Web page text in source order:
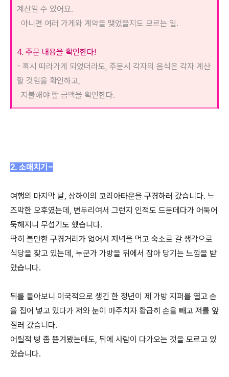
계산일 수 있어요.
아니면 여러 가게와 계약을 맺었을지도 모르는 일.
4. 주문 내용을 확인한다!
- 혹시 따라가게 되었더라도, 주문시 각자의 음식은 각자 계산
할 것임을 확인하고,
지불해야 할 금액을 확인한다.
2. 소매치기~
여행의 마지막 날, 상하이의 코리아타운을 구경하러 갔습니다. 느
즈막한 오후였는데, 변두리여서 그런지 인적도 드문데다가 어둑어
둑해지니 무섭기도 했습니다.
딱히 볼만한 구경거리가 없어서 저녁을 먹고 숙소로 갈 생각으로
식당을 찾고 있는데, 누군가 가방을 뒤에서 잡아 당기는 느낌을 받
았습니다.
뒤를 돌아보니 이국적으로 생긴 한 청년이 제 가방 지퍼를 열고 손
을 집어 넣고 있다가 저와 눈이 마주치자 황급히 손을 빼고 저를 앞
질러 갔습니다.
어릴적 삥 좀 뜯겨봤는데도, 뒤에 사람이 다가오는 것을 모르고 있
었습니다.